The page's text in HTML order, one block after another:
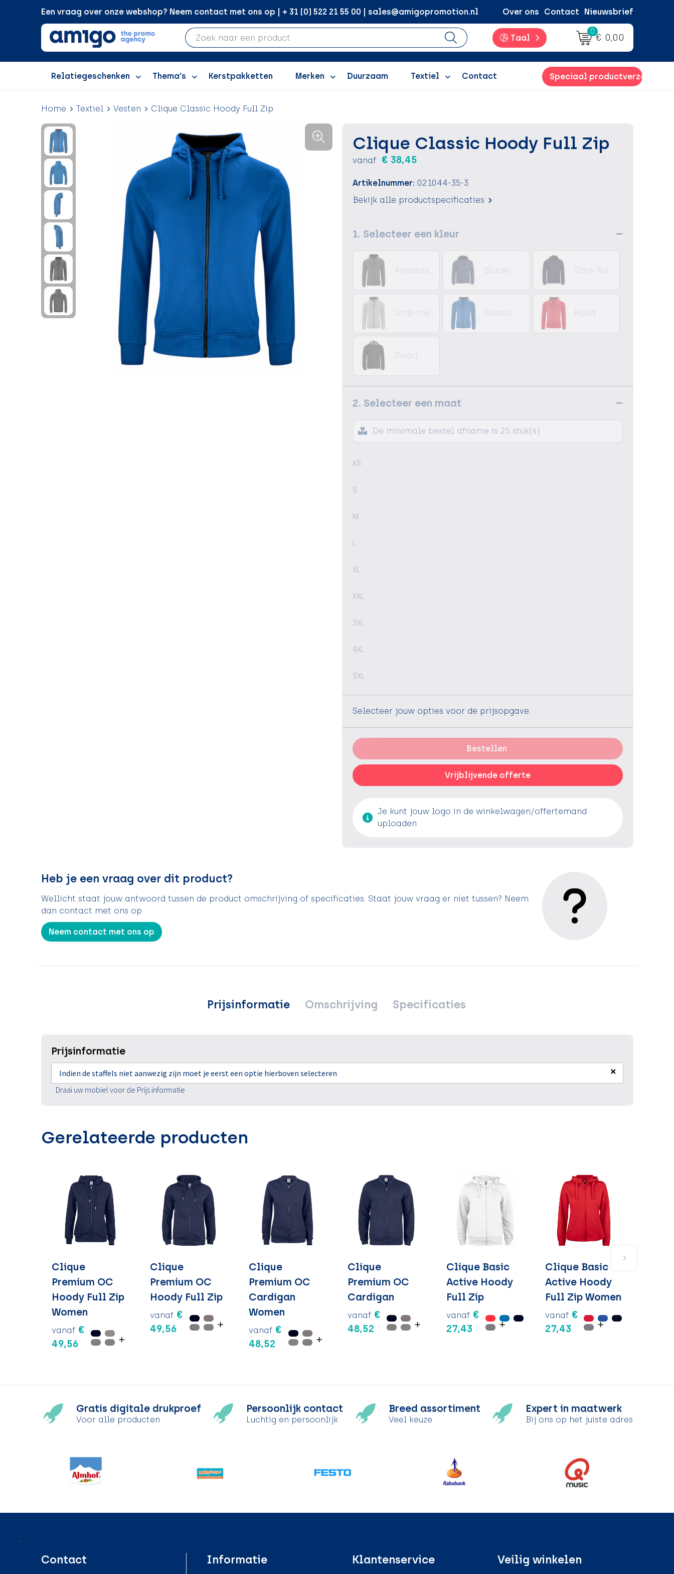
Een vraag over onze webshop? Neem contact met ons op | + 31 (0) 522 21 55 00 | sales@amigopromotion.nl Over ons Contact Nieuwsbrief
Taal
0
€ 0,00
Relatiegeschenken Thema's Kerstpakketten Merken Duurzaam Textiel Contact Speciaal productverzoek
Home Textiel Vesten Clique Classic Hoody Full Zip
Clique Classic Hoody Full Zip
vanaf € 38,45
Artikelnummer: 021044-35-3
Bekijk alle productspecificaties
1. Selecteer een kleur
Kobalt Rood
Zwart
2. Selecteer een maat
De minimale bestel afname is 25 stuk(s)
XS
S
M
L
XL
XXL
3XL
4XL
5XL
Selecteer jouw opties voor de prijsopgave.
Bestellen
Vrijblijvende offerte
Je kunt jouw logo in de winkelwagen/offertemand
uploaden
Heb je een vraag over dit product?
Wellicht staat jouw antwoord tussen de product omschrijving of specificaties. Staat jouw vraag er niet tussen? Neem
dan contact met ons op
Neem contact met ons op
Prijsinformatie Omschrijving Specificaties
Prijsinformatie
Indien de staffels niet aanwezig zijn moet je eerst een optie hierboven selecteren ×
Draai uw mobiel voor de Prijs informatie
Gerelateerde producten
Clique
Premium OC
Hoody Full Zip
Women
vanaf €
49,56
Clique
Premium OC
Hoody Full Zip
vanaf €
49,56
Clique
Premium OC
Cardigan
Women
vanaf €
48,52
Clique
Premium OC
Cardigan
vanaf €
48,52
Clique Basic
Active Hoody
Full Zip
vanaf €
27,43
Clique Basic
Active Hoody
Full Zip Women
vanaf €
27,43
Gratis digitale drukproef
Voor alle producten
Persoonlijk contact
Luchtig en persoonlijk
Breed assortiment
Veel keuze
Expert in maatwerk
Bij ons op het juiste adres
Contact Informatie Klantenservice Veilig winkelen